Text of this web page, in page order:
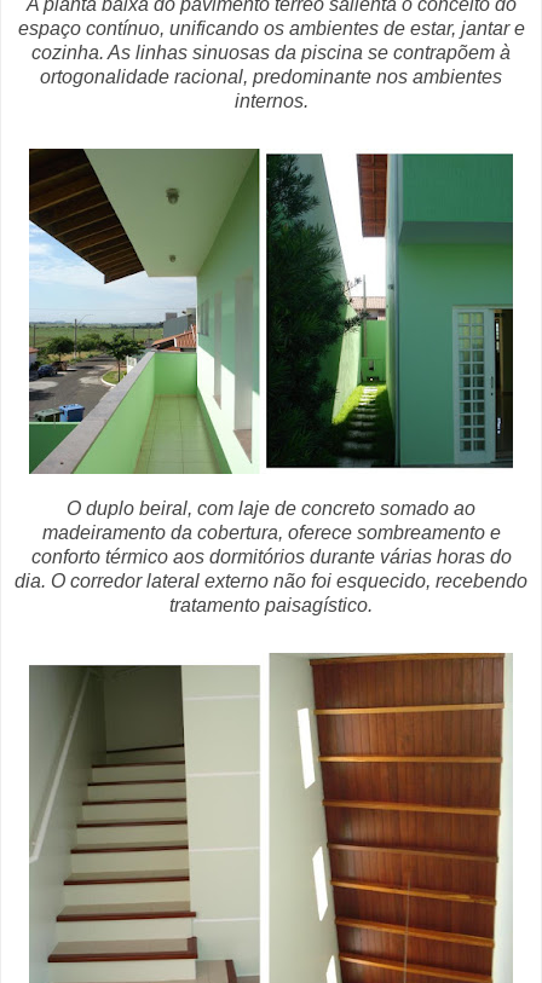
espaço contínuo, unificando os ambientes de estar, jantar e
cozinha. As linhas sinuosas da piscina se contrapõem à
ortogonalidade racional, predominante nos ambientes
internos.
O duplo beiral, com laje de concreto somado ao
madeiramento da cobertura, oferece sombreamento e
conforto térmico aos dormitórios durante várias horas do
dia. O corredor lateral externo não foi esquecido, recebendo
tratamento paisagístico.